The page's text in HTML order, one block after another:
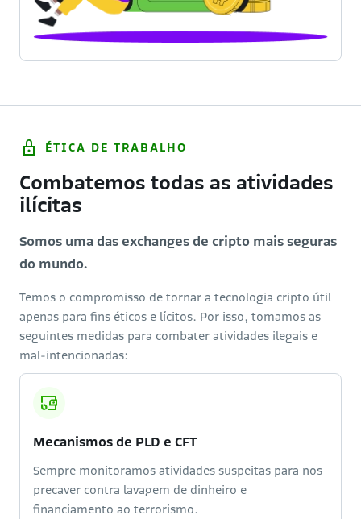
ÉTICA DE TRABALHO
Combatemos todas as atividades
ilícitas
Somos uma das exchanges de cripto mais seguras
do mundo.
Temos o compromisso de tornar a tecnologia cripto útil
apenas para fins éticos e lícitos. Por isso, tomamos as
seguintes medidas para combater atividades ilegais e
mal-intencionadas:
Mecanismos de PLD e CFT
Sempre monitoramos atividades suspeitas para nos
precaver contra lavagem de dinheiro e
financiamento ao terrorismo.